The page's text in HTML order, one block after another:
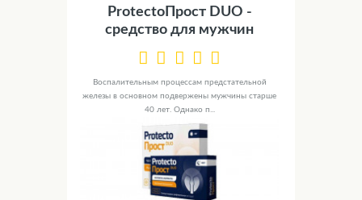
ProtectoПрост DUO -
средство для мужчин
Воспалительным процессам предстательной
железы в основном подвержены мужчины старше
40 лет. Однако п...